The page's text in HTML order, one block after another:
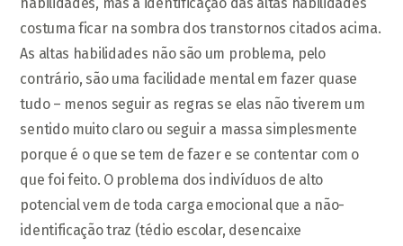
costuma ficar na sombra dos transtornos citados acima.
As altas habilidades não são um problema, pelo
contrário, são uma facilidade mental em fazer quase
tudo – menos seguir as regras se elas não tiverem um
sentido muito claro ou seguir a massa simplesmente
porque é o que se tem de fazer e se contentar com o
que foi feito. O problema dos indivíduos de alto
potencial vem de toda carga emocional que a não-
identificação traz (tédio escolar, desencaixe